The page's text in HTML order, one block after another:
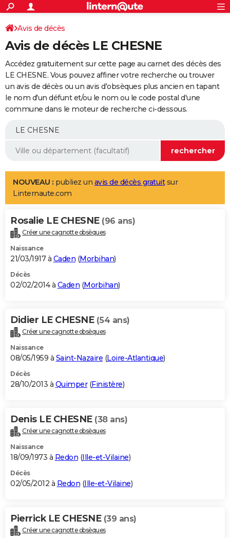
ACTUALITÉS
Politique
Société
Faits Divers
Education
Monde
Villes
+
SPORT
Coupe du monde 2026
Football
Tennis
Cyclisme
Rugby
Forum
Programme TV
TNTStreaming
Cinéma
Sorties cinéma
Musique
+FINANCE
Impôts
Immobilier
Risques naturels par ville
Banque
Assurance
Crédit
AUTO
Essais
Réserver un essai
Citadines
Berlines
SUV
Forum auto
+
Mobiles
Meilleur smartphone
Internet
Ordinateurs
Jeux vidéo
Guide high-tech
Aménagement intérieur
LIFESTYLE
Art de vivre
Bien-être
Loisirs
Mode
Modes de vie
Alimentation
Guide de la santé
Maladies
Médicaments
Sommeil
VOYAGE
Destinations
City break
Voyage nature
Voyage de noces
Forum
Climat
+PHOTO
GUIDES D'ACHAT
BONS PLANS
Carte de Noël
Carte Bonne année
Carte Saint-Valentin
Carte Pâques
Carte d'anniversaire
DICTIONNAIRE
Dictionnaire
Biographies
Citations
Expressions
Proverbes
PROGRAMME TV
S'inscrire
Se connecter
Lycées
Collèges
Primaires
Universités
Entreprises
Service militaire
Avis de recherche
AVIS DE DÉCÈS
Bricolage
Lifestyle
Culture
Sport
Auto
Television
Voyage
Cinema
Avis de décès
Avis de décès LE CHESNE
Accédez gratuitement sur cette page au carnet des décès des
LE CHESNE. Vous pouvez affiner votre recherche ou trouver
un avis de décès ou un avis d'obsèques plus ancien en tapant
le nom d'un défunt et/ou le nom ou le code postal d'une
commune dans le moteur de recherche ci-dessous.
NOUVEAU : publiez un avis de décès gratuitsur
Linternaute.com
Rosalie LE CHESNE (96 ans)
Créer une cagnotte obsèques
Naissance
21/03/1917 à Caden (Morbihan)
Décès
02/02/2014 à Caden (Morbihan)
Didier LE CHESNE (54 ans)
Créer une cagnotte obsèques
Naissance
08/05/1959 à Saint-Nazaire (Loire-Atlantique)
Décès
28/10/2013 à Quimper(Finistère)
Denis LE CHESNE (38 ans)
Créer une cagnotte obsèques
Naissance
18/09/1973 à Redon (Ille-et-Vilaine)
Décès
02/05/2012 à Redon (Ille-et-Vilaine)
Pierrick LE CHESNE (39 ans)
Créer une cagnotte obsèques